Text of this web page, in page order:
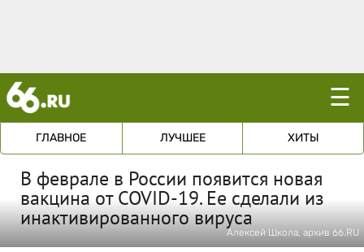
☰
ГЛАВНОЕ ЛУЧШЕЕ ХИТЫ
В феврале в России появится новая
вакцина от COVID-19. Ее сделали из
инактивированного вируса
Алексей Школа, архив 66.RU